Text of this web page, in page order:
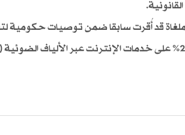
قد أُقرت سابقا ضمن توصيات حكومية